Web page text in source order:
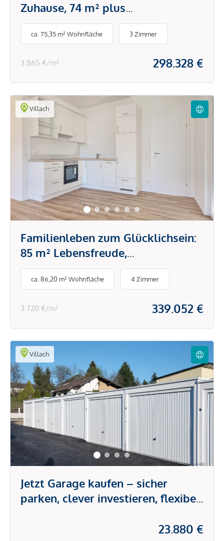
Zuhause, 74 m² plus
Balkon/Loggia - nachhaltig,
klimafreundlich, individuell
ca. 75,35 m² Wohnfläche 3 Zimmer
3.865 €/m² 298.328 €
Villach
Familienleben zum Glücklichsein:
85 m² Lebensfreude,
Balkon&Loggia - einziehen und
genießen
ca. 86,20 m² Wohnfläche 4 Zimmer
3.720 €/m² 339.052 €
Villach
Jetzt Garage kaufen – sicher
parken, clever investieren, flexibel
23.880 €